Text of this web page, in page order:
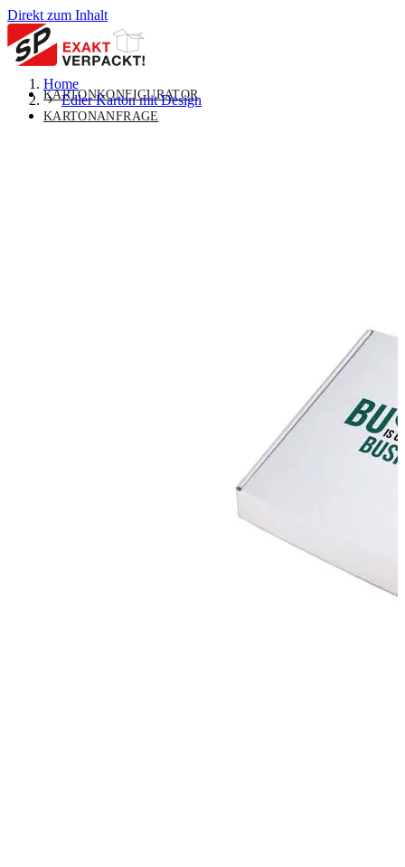
Direkt zum Inhalt
KARTONKONFIGURATOR
KARTONANFRAGE
Home
Edler Karton mit Design